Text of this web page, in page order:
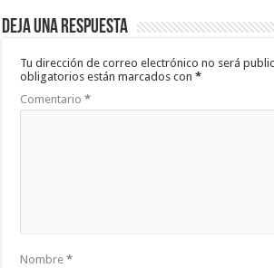
Deja una respuesta
Tu dirección de correo electrónico no será
obligatorios están marcados con*
Comentario*
Nombre*